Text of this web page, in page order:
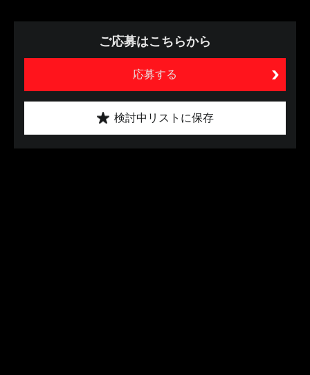
ご応募はこちらから
応募する
検討中リストに保存